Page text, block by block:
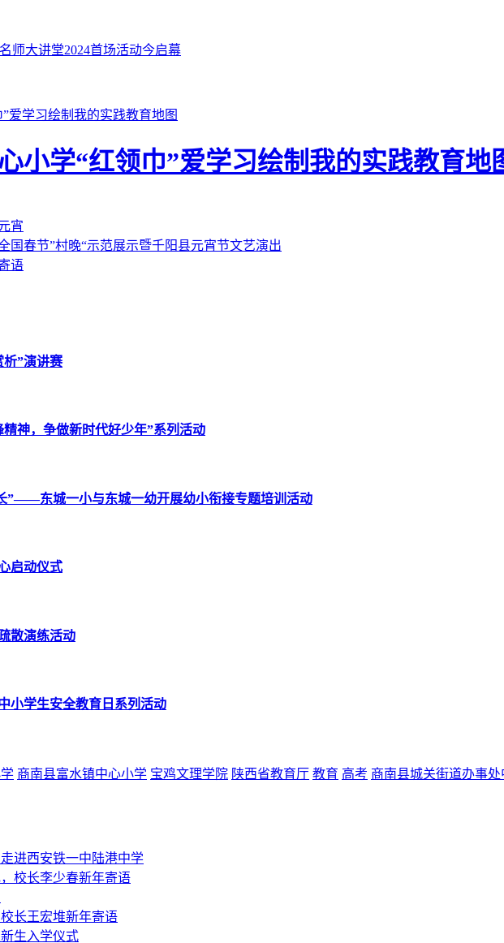
师大讲堂2024首场活动今启幕
小学“红领巾”爱学习绘制我的实践教育地
宵
国春节”村晚“示范展示暨千阳县元宵节文艺演出
语
析”演讲赛
神，争做新时代好少年”系列活动
”——东城一小与东城一幼开展幼小衔接专题培训活动
启动仪式
散演练活动
小学生安全教育日系列活动
商南县富水镇中心小学 宝鸡文理学院 陕西省教育厅 教育 高考 商南县城关街道办事
进西安铁一中陆港中学
校长李少春新年寄语
长王宏堆新年寄语
生入学仪式